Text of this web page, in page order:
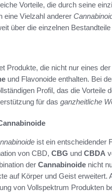
Vorteile, die durch seine
eine Vielzahl anderer
über die einzelnen
Produkte, die nicht nur eines der
und Flavonoide enthalten. Bei
Profil, das die Vorteile
für das ganzheitliche
ist ein entscheidender
von CBD, CBG und CBDA
der Cannabinoide nicht
auf Körper und Geist
von Vollspektrum Produkten